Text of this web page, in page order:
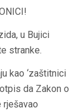
u Bujici
stranke.
kao ‘zaštitnici
da Zakon o
rješavao